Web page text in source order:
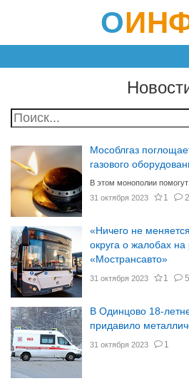
О
Мособлгаз
газового
В этом монополии
31 октября 2023
1
«Ничего не
округа о жалобах на
«Мострансавто»
31 октября 2023 1 5
В Одинцово 18-
придавило
31 октября 2023 1